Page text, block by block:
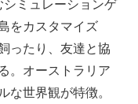
ミュレーションゲ
をカスタマイズ
ったり、友達と協
。オーストラリア
な世界観が特徴。